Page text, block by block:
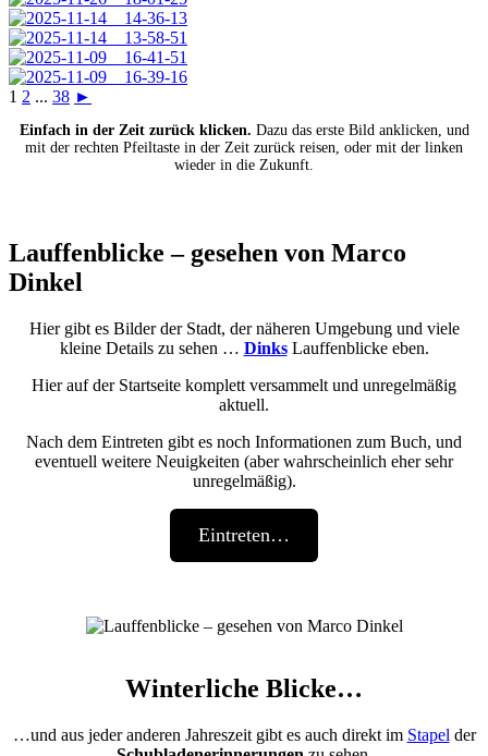
1 2 ... 38 ►
Einfach in der Zeit zurück klicken. Dazu das erste Bild anklicken, und
mit der rechten Pfeiltaste in der Zeit zurück reisen, oder mit der linken
wieder in die Zukunft.
Lauffenblicke – gesehen von Marco
Dinkel
Hier gibt es Bilder der Stadt, der näheren Umgebung und viele
kleine Details zu sehen … DinksLauffenblicke eben.
Hier auf der Startseite komplett versammelt und unregelmäßig
aktuell.
Nach dem Eintreten gibt es noch Informationen zum Buch, und
eventuell weitere Neuigkeiten (aber wahrscheinlich eher sehr
unregelmäßig).
Eintreten…
Winterliche Blicke…
…und aus jeder anderen Jahreszeit gibt es auch direkt im Stapel der